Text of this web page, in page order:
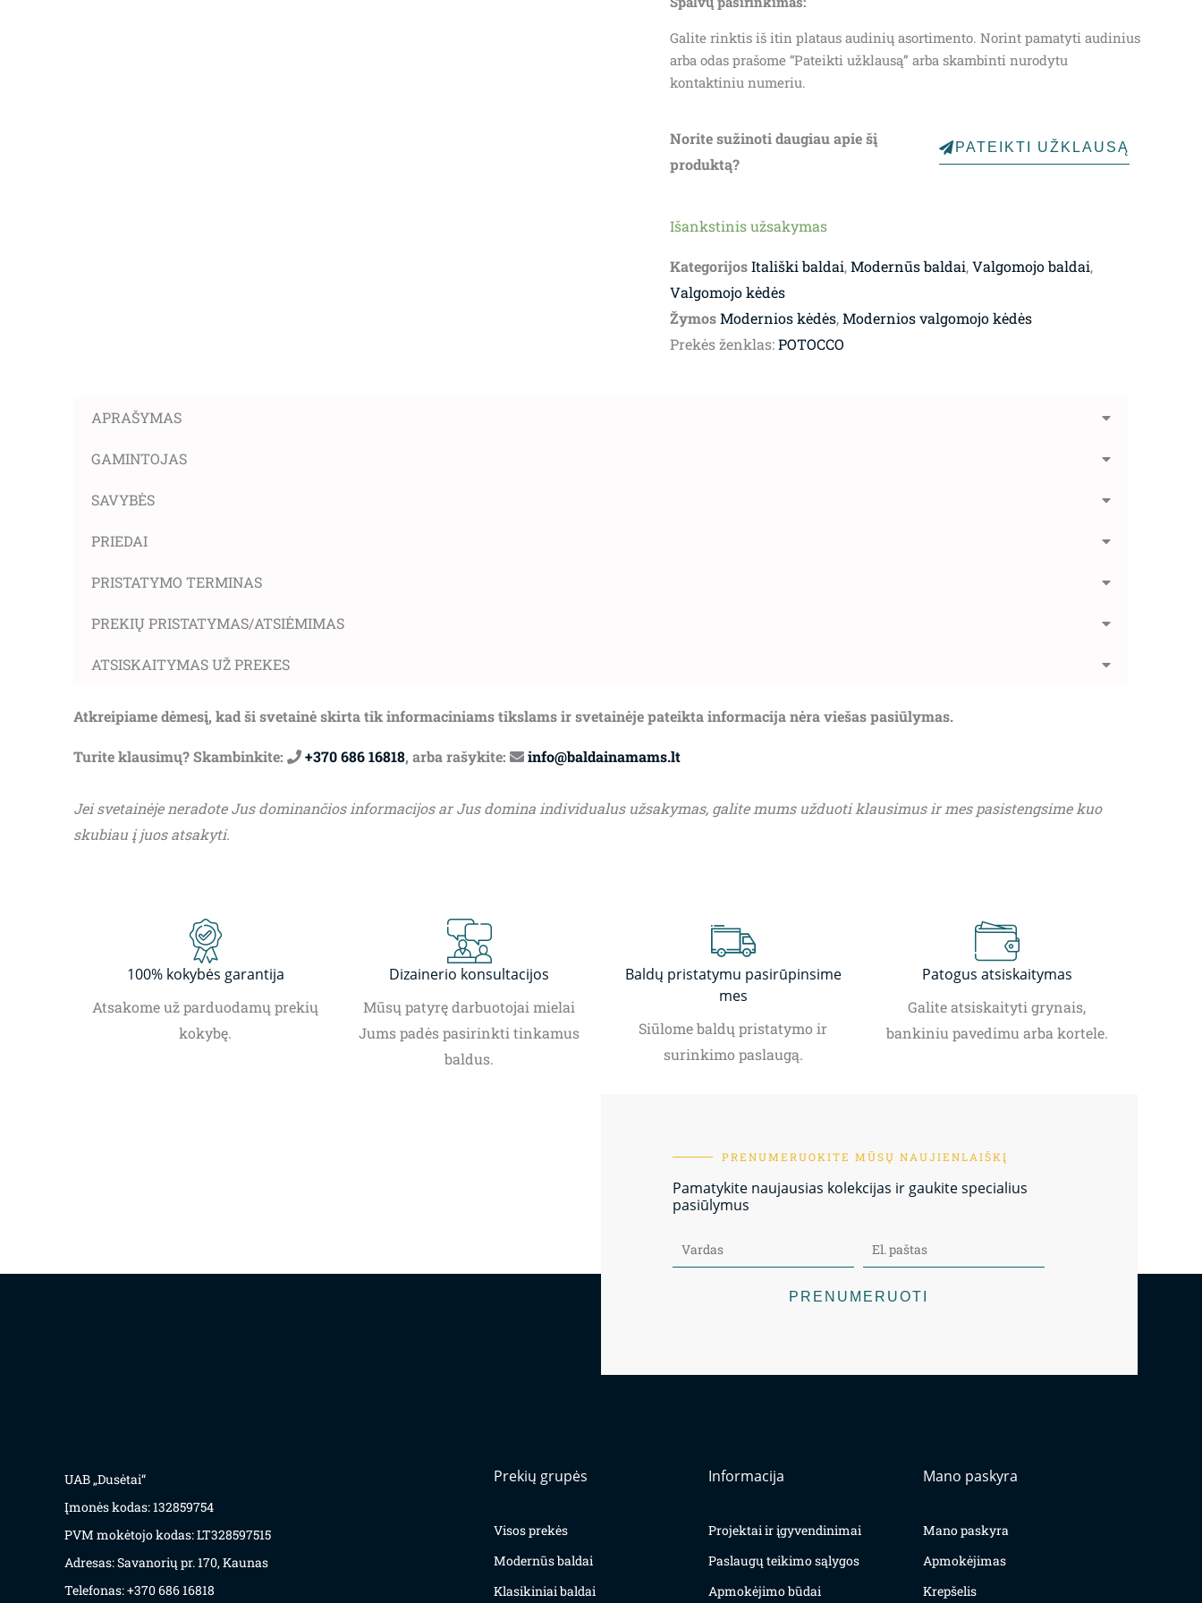
Galite rinktis iš itin plataus audinių asortimento. Norint pamatyti audinius
arba odas prašome “Pateikti užklausą” arba skambinti nurodytu
kontaktiniu numeriu.
Norite sužinoti daugiau apie šį
produktą?
PATEIKTI UŽKLAUSĄ
Išankstinis užsakymas
KategorijosItališki baldai,Modernūs baldai,Valgomojo baldai,
Valgomojo kėdės
ŽymosModernios kėdės,Modernios valgomojo kėdės
Prekės ženklas:POTOCCO
APRAŠYMAS
GAMINTOJAS
SAVYBĖS
PRIEDAI
PRISTATYMO TERMINAS
PREKIŲ PRISTATYMAS/ATSIĖMIMAS
ATSISKAITYMAS UŽ PREKES
Atkreipiame dėmesį, kad ši svetainė skirta tik informaciniams tikslams ir svetainėje pateikta informacija nėra viešas pasiūlymas.
Turite klausimų? Skambinkite: +370 686 16818, arba rašykite: info@baldainamams.lt
Jei svetainėje neradote Jus dominančios informacijos ar Jus domina individualus užsakymas, galite mums užduoti klausimus ir mes pasistengsime kuo
skubiau į juos atsakyti.
100% kokybės garantija
Atsakome už parduodamų prekių
kokybę.
Dizainerio konsultacijos
Mūsų patyrę darbuotojai mielai
Jums padės pasirinkti tinkamus
baldus.
Baldų pristatymu pasirūpinsime
mes
Siūlome baldų pristatymo ir
surinkimo paslaugą.
Patogus atsiskaitymas
Galite atsiskaityti grynais,
bankiniu pavedimu arba kortele.
PRENUMERUOKITE MŪSŲ NAUJIENLAIŠKĮ
Pamatykite naujausias kolekcijas ir gaukite specialius
pasiūlymus
PRENUMERUOTI
UAB „Dusėtai“
Įmonės kodas: 132859754
PVM mokėtojo kodas: LT328597515
Adresas: Savanorių pr. 170, Kaunas
Telefonas: +370 686 16818
Prekių grupės
Visos prekės
Modernūs baldai
Klasikiniai baldai
Informacija
Projektai ir įgyvendinimai
Paslaugų teikimo sąlygos
Apmokėjimo būdai
Mano paskyra
Mano paskyra
Apmokėjimas
Krepšelis